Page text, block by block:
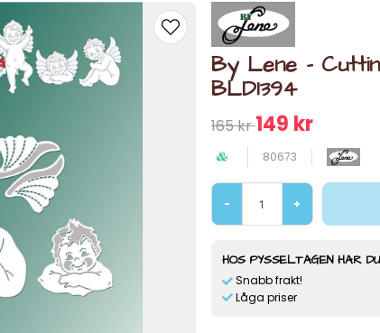
By Lene -
BLD1394
165 kr149 kr
80673
- +
HOS PYSSELTAGEN HAR
Snabb frakt!
Låga priser